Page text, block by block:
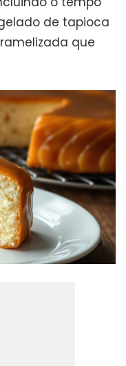
de tapioca
que